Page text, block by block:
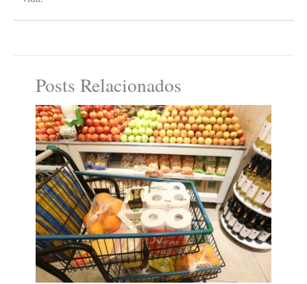
Posts Relacionados